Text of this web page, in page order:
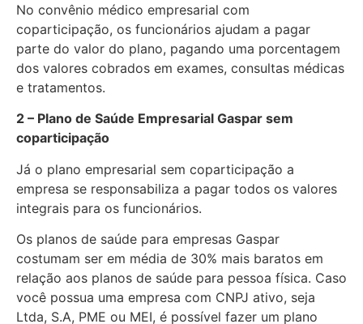
No convênio médico empresarial com
coparticipação, os funcionários ajudam a pagar
parte do valor do plano, pagando uma porcentagem
dos valores cobrados em exames, consultas médicas
e tratamentos.
2 – Plano de Saúde Empresarial Gaspar sem
coparticipação
Já o plano empresarial sem coparticipação a
empresa se responsabiliza a pagar todos os valores
integrais para os funcionários.
Os planos de saúde para empresas Gaspar
costumam ser em média de 30% mais baratos em
relação aos planos de saúde para pessoa física. Caso
você possua uma empresa com CNPJ ativo, seja
Ltda, S.A, PME ou MEI, é possível fazer um plano